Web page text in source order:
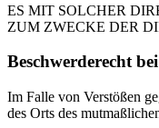
ES MIT SOLCHER
ZUM ZWECKE DER
Beschwerde­recht
Im Falle von Verstößen
des Orts des